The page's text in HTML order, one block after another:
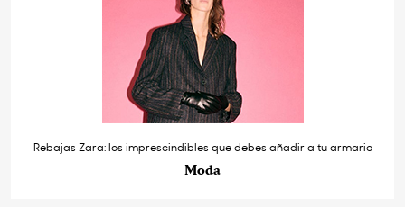
Rebajas Zara: los imprescindibles que debes añadir a tu armario
Moda